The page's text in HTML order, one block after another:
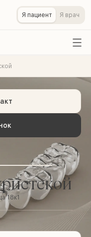
Я пациент Я врач
18к1